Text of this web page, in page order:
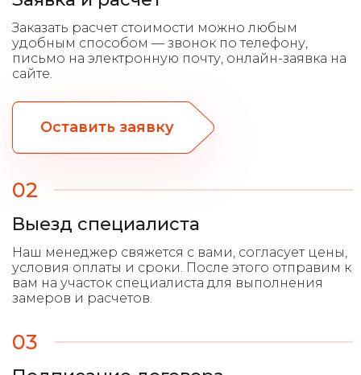
Оставить заявку
02
Выезд специалиста
03